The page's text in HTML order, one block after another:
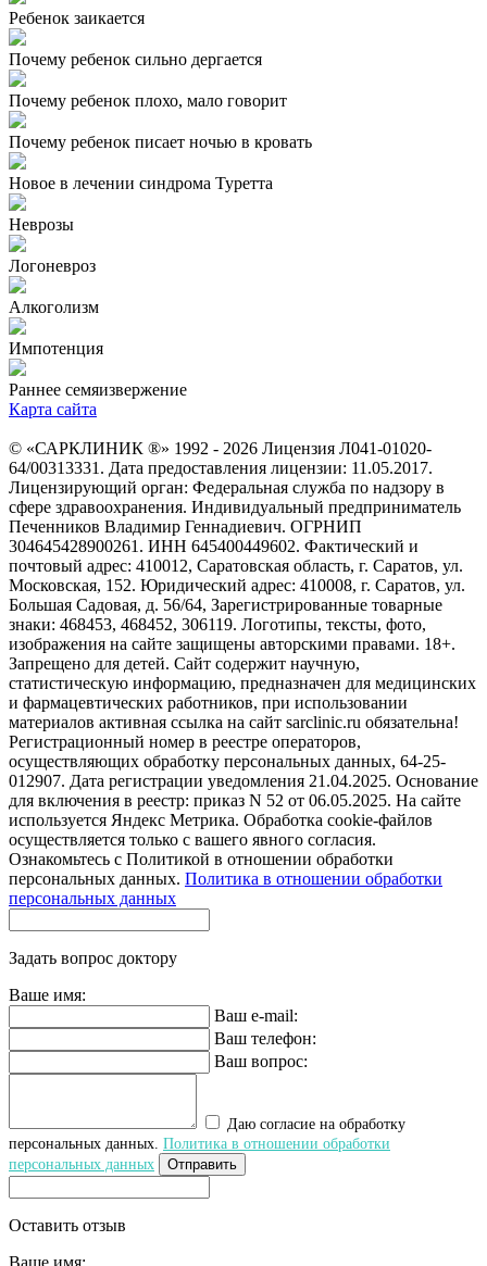
Ребенок заикается
Почему ребенок сильно дергается
Почему ребенок плохо, мало говорит
Почему ребенок писает ночью в кровать
Новое в лечении синдрома Туретта
Неврозы
Логоневроз
Алкоголизм
Импотенция
Раннее семяизвержение
Карта сайта
© «САРКЛИНИК ®» 1992 - 2026 Лицензия Л041-01020-
64/00313331. Дата предоставления лицензии: 11.05.2017.
Лицензирующий орган: Федеральная служба по надзору в
сфере здравоохранения. Индивидуальный предприниматель
Печенников Владимир Геннадиевич. ОГРНИП
304645428900261. ИНН 645400449602. Фактический и
почтовый адрес: 410012, Саратовская область, г. Саратов, ул.
Московская, 152. Юридический адрес: 410008, г. Саратов, ул.
Большая Садовая, д. 56/64, Зарегистрированные товарные
знаки: 468453, 468452, 306119. Логотипы, тексты, фото,
изображения на сайте защищены авторскими правами. 18+.
Запрещено для детей. Сайт содержит научную,
статистическую информацию, предназначен для медицинских
и фармацевтических работников, при использовании
материалов активная ссылка на сайт sarclinic.ru обязательна!
Регистрационный номер в реестре операторов,
осуществляющих обработку персональных данных, 64-25-
012907. Дата регистрации уведомления 21.04.2025. Основание
для включения в реестр: приказ N 52 от 06.05.2025. На сайте
используется Яндекс Метрика. Обработка cookie-файлов
осуществляется только с вашего явного согласия.
Ознакомьтесь с Политикой в отношении обработки
персональных данных. Политика в отношении обработки
персональных данных
Задать вопрос доктору
Ваше имя:
Ваш e-mail:
Ваш телефон:
Ваш вопрос:
Даю согласие на обработку
персональных данных. Политика в отношении обработки
персональных данных
Отправить
Оставить отзыв
Ваше имя: